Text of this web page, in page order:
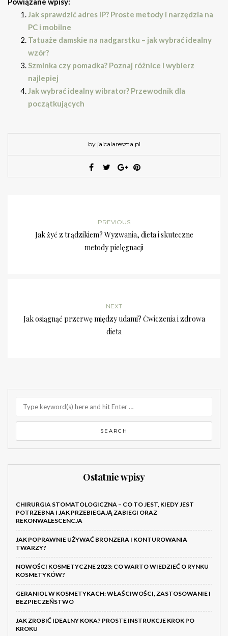
Jak sprawdzić adres IP? Proste metody i narzędzia na
PC i mobilne
Tatuaże damskie na nadgarstku – jak wybrać idealny
wzór?
Szminka czy pomadka? Poznaj różnice i wybierz
najlepiej
Jak wybrać idealny wibrator? Przewodnik dla
początkujących
by jaicalareszta.pl
PREVIOUS
Jak żyć z trądzikiem? Wyzwania, dieta i skuteczne
metody pielęgnacji
NEXT
Jak osiągnąć przerwę między udami? Ćwiczenia i zdrowa
dieta
Ostatnie wpisy
CHIRURGIA STOMATOLOGICZNA – CO TO JEST, KIEDY JEST
POTRZEBNA I JAK PRZEBIEGAJĄ ZABIEGI ORAZ
REKONWALESCENCJA
JAK POPRAWNIE UŻYWAĆ BRONZERA I KONTUROWANIA
TWARZY?
NOWOŚCI KOSMETYCZNE 2023: CO WARTO WIEDZIEĆ O RYNKU
KOSMETYKÓW?
GERANIOL W KOSMETYKACH: WŁAŚCIWOŚCI, ZASTOSOWANIE I
BEZPIECZEŃSTWO
JAK ZROBIĆ IDEALNY KOKA? PROSTE INSTRUKCJE KROK PO
KROKU